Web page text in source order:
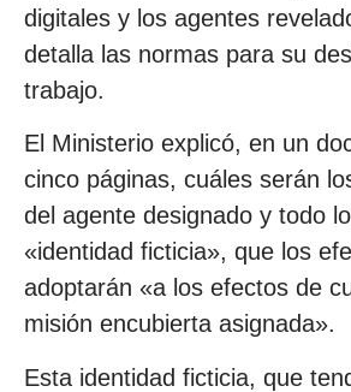
digitales y los agentes
detalla las normas para su
trabajo.
El Ministerio explicó, en un
cinco páginas, cuáles serán
del agente designado y todo
«identidad ficticia», que los
adoptarán «a los efectos de
misión encubierta asignada».
Esta identidad ficticia, que